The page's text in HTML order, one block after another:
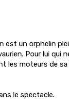
est un orphelin
Pour lui qui
les moteurs de
le spectacle.